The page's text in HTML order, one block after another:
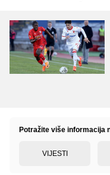
Potražite više informacija
VIJESTI